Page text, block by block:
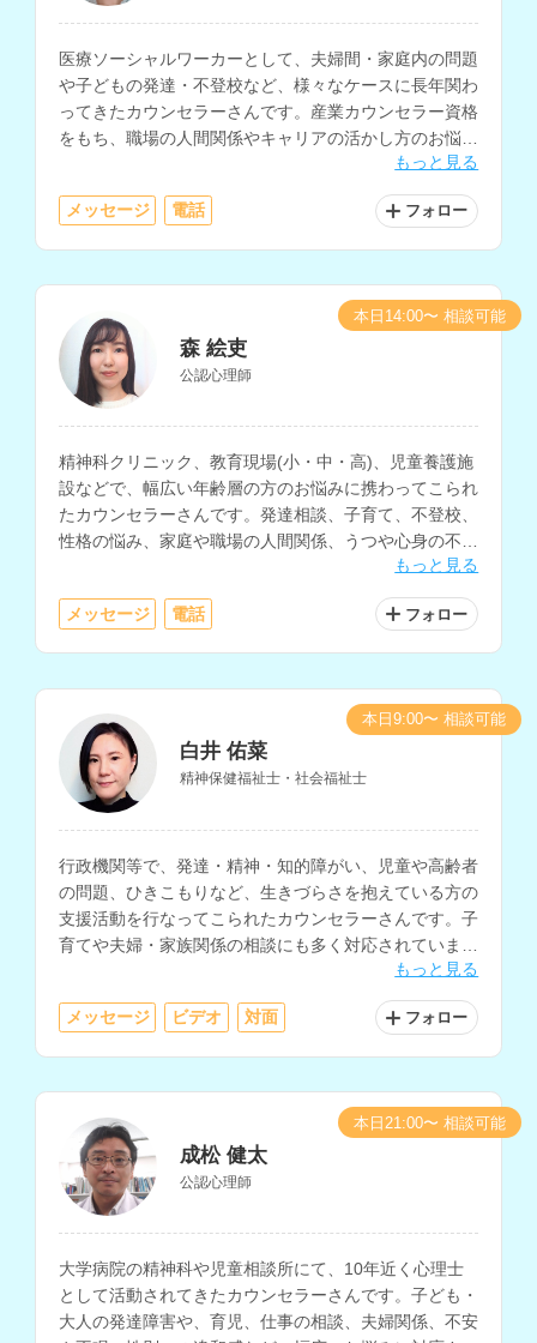
医療ソーシャルワーカーとして、夫婦間・家庭内の問題
や子どもの発達・不登校など、様々なケースに長年関わ
ってきたカウンセラーさんです。産業カウンセラー資格
をもち、職場の人間関係やキャリアの活かし方のお悩み
もっと見る
メッセージ 電話 フォロー
森 絵吏
公認心理師
精神科クリニック、教育現場(小・中・高)、児童養護施
設などで、幅広い年齢層の方のお悩みに携わってこられ
たカウンセラーさんです。発達相談、子育て、不登校、
性格の悩み、家庭や職場の人間関係、うつや心身の不
調、自己理解や生きにくさ等に関する相談を多く経験さ
れています。
もっと見る
メッセージ 電話 フォロー
本日14:00〜 相談可能
白井 佑菜
精神保健福祉士・社会福祉士
行政機関等で、発達・精神・知的障がい、児童や高齢者
の問題、ひきこもりなど、生きづらさを抱えている方の
支援活動を行なってこられたカウンセラーさんです。子
育てや夫婦・家族関係の相談にも多く対応されていま
もっと見る
メッセージ ビデオ 対面 フォロー
本日9:00〜 相談可能
成松 健太
公認心理師
大学病院の精神科や児童相談所にて、10年近く心理士
として活動されてきたカウンセラーさんです。子ども・
大人の発達障害や、育児、仕事の相談、夫婦関係、不安
本日21:00〜 相談可能